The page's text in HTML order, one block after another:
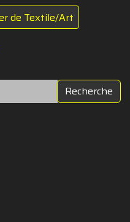
de Textile/Art
Recherche